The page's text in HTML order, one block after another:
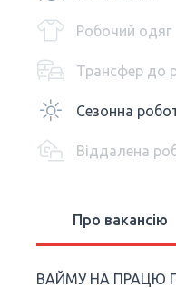
Робочий одяг
Трансфер до
Сезонна
Віддалена
Про вакансію
ВАЙМУ НА ПРАЦЮ